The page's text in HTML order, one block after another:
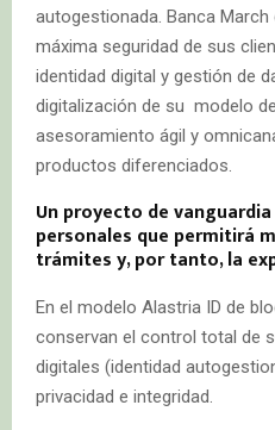
autogestionada. Banca
máxima seguridad de sus
identidad digital y gestión de
digitalización de su modelo
asesoramiento ágil y
productos diferenciados.
Un proyecto de
personales que permitirá
trámites y, por tanto, la
En el modelo Alastria ID de
conservan el control total de
digitales (identidad
privacidad e integridad.